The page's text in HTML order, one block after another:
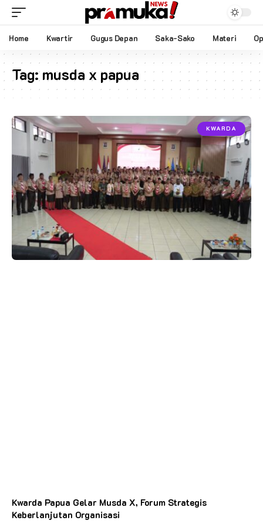
Home Kwartir Gugus Depan Saka-Sako Materi
Tag:musda x papua
KWARDA
Kwarda Papua Gelar Musda X, Forum Strategis
Keberlanjutan Organisasi